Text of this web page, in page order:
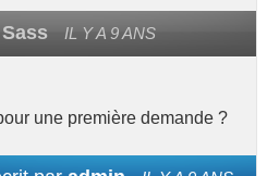
Sass IL Y A 9 ANS
une première demande ?